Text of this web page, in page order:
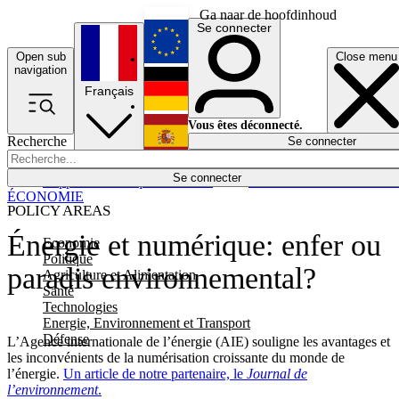
Ga naar de hoofdinhoud
Open sub
navigation
Close menu
Recherche
Se connecter
POLICY AREAS
Economie
Politique
Agriculture et Alimentation
Santé
Technologies
Energie, Environnement et Transport
Défense
Économie
Français
English
Deutsch
Español
Se connecter
Vous êtes déconnecté.
Se connecter
Énergie et numérique: enfer ou
paradis environnemental?
L’Agence internationale de l’énergie (AIE) souligne les avantages et
les inconvénients de la numérisation croissante du monde de
l’énergie. Un article de notre partenaire, le Journal de
l’environnement.
ÉCONOMIE